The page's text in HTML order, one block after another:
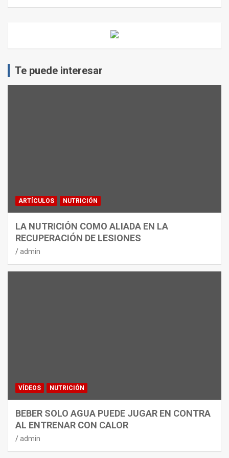
Te puede interesar
ARTÍCULOS NUTRICIÓN
LA NUTRICIÓN COMO ALIADA EN LA
RECUPERACIÓN DE LESIONES
admin
VÍDEOS NUTRICIÓN
BEBER SOLO AGUA PUEDE JUGAR EN CONTRA
AL ENTRENAR CON CALOR
admin